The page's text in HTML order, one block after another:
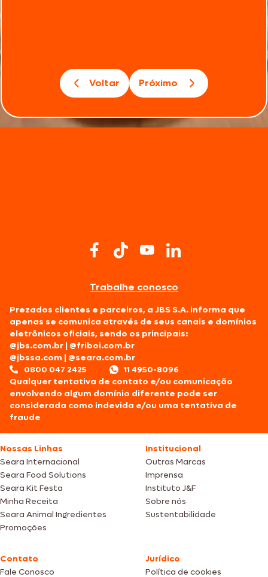
Voltar Próximo
Trabalhe conosco
Prezados clientes e parceiros, a JBS S.A. informa que
apenas se comunica através de seus canais e domínios
eletrônicos oficiais, sendo os principais:
@jbs.com.br |@friboi.com.br
@jbssa.com |@seara.com.br
0800 047 2425
11 4950-8096
Qualquer tentativa de contato e/ou comunicação
envolvendo algum domínio diferente pode ser
considerada como indevida e/ou uma tentativa de
fraude
Nossas Linhas
Seara Internacional
Seara Food Solutions
Seara Kit Festa
Minha Receita
Seara Animal Ingredientes
Promoções
Institucional
Outras Marcas
Imprensa
Instituto J&F
Sobre nós
Sustentabilidade
Contato
Fale Conosco
Jurídico
Política de cookies